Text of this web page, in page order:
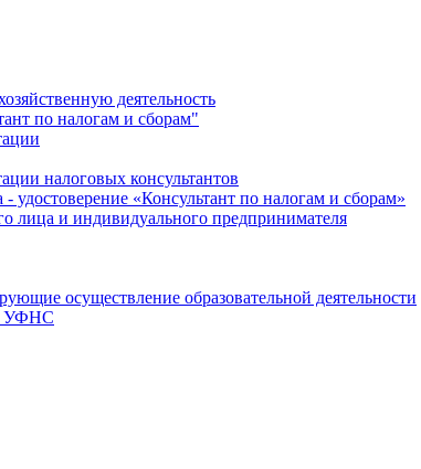
деятельность
по налогам и сборам"
налоговых консультантов
удостоверение «Консультант по налогам и сборам»
лица и индивидуального предпринимателя
осуществление образовательной деятельности
УФНС